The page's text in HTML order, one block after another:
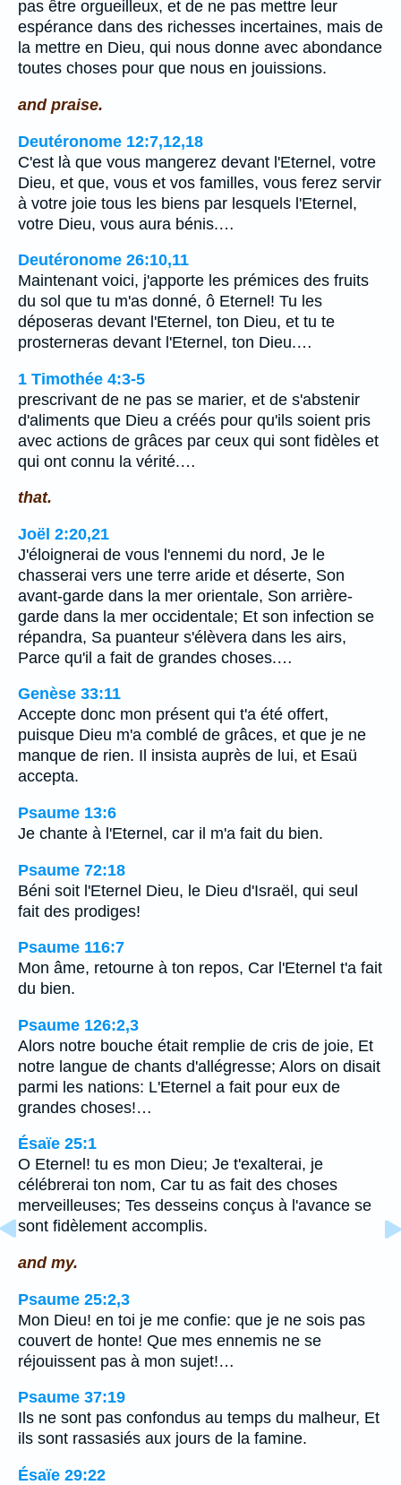
pas être orgueilleux, et de ne pas mettre leur
espérance dans des richesses incertaines, mais de
la mettre en Dieu, qui nous donne avec abondance
toutes choses pour que nous en jouissions.
and praise.
Deutéronome 12:7,12,18
C'est là que vous mangerez devant l'Eternel, votre
Dieu, et que, vous et vos familles, vous ferez servir
à votre joie tous les biens par lesquels l'Eternel,
votre Dieu, vous aura bénis.…
Deutéronome 26:10,11
Maintenant voici, j'apporte les prémices des fruits
du sol que tu m'as donné, ô Eternel! Tu les
déposeras devant l'Eternel, ton Dieu, et tu te
prosterneras devant l'Eternel, ton Dieu.…
1 Timothée 4:3-5
prescrivant de ne pas se marier, et de s'abstenir
d'aliments que Dieu a créés pour qu'ils soient pris
avec actions de grâces par ceux qui sont fidèles et
qui ont connu la vérité.…
that.
Joël 2:20,21
J'éloignerai de vous l'ennemi du nord, Je le
chasserai vers une terre aride et déserte, Son
avant-garde dans la mer orientale, Son arrière-
garde dans la mer occidentale; Et son infection se
répandra, Sa puanteur s'élèvera dans les airs,
Parce qu'il a fait de grandes choses.…
Genèse 33:11
Accepte donc mon présent qui t'a été offert,
puisque Dieu m'a comblé de grâces, et que je ne
manque de rien. Il insista auprès de lui, et Esaü
accepta.
Psaume 13:6
Je chante à l'Eternel, car il m'a fait du bien.
Psaume 72:18
Béni soit l'Eternel Dieu, le Dieu d'Israël, qui seul
fait des prodiges!
Psaume 116:7
Mon âme, retourne à ton repos, Car l'Eternel t'a fait
du bien.
Psaume 126:2,3
Alors notre bouche était remplie de cris de joie, Et
notre langue de chants d'allégresse; Alors on disait
parmi les nations: L'Eternel a fait pour eux de
grandes choses!…
Ésaïe 25:1
O Eternel! tu es mon Dieu; Je t'exalterai, je
célébrerai ton nom, Car tu as fait des choses
merveilleuses; Tes desseins conçus à l'avance se
sont fidèlement accomplis.
and my.
Psaume 25:2,3
Mon Dieu! en toi je me confie: que je ne sois pas
couvert de honte! Que mes ennemis ne se
réjouissent pas à mon sujet!…
Psaume 37:19
Ils ne sont pas confondus au temps du malheur, Et
ils sont rassasiés aux jours de la famine.
Ésaïe 29:22